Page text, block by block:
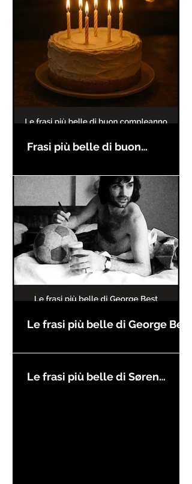
Frasi più belle di buon
Le frasi più belle di George Best
Le frasi più belle di Søren